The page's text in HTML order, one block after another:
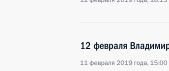
12 февраля Владимир
11 февраля 2019 года, 15:00